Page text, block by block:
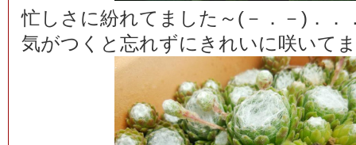
忙しさに紛れてました～(－．－)．．
気がつくと忘れずにきれいに咲いて